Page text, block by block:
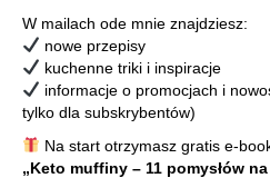
W mailach ode mnie znajdziesz:
nowe przepisy
kuchenne triki i inspiracje
informacje o promocjach i
tylko dla subskrybentów)
Na start otrzymasz gratis e-
„Keto muffiny – 11 pomysłów